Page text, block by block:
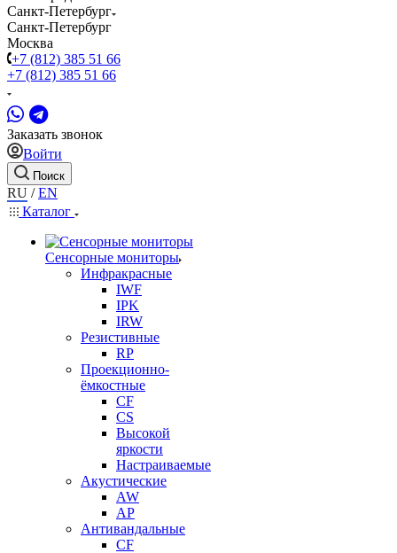
Санкт-Петербург
Санкт-Петербург
Москва
+7 (812) 385 51 66
+7 (812) 385 51 66
Заказать звонок
Войти
Поиск
RU /EN
Каталог
Сенсорные мониторы
Инфракрасные
IWF
IPK
IRW
Резистивные
RP
Проекционно-
ёмкостные
CF
CS
Высокой
яркости
Настраиваемые
Акустические
AW
AP
Антивандальные
CF